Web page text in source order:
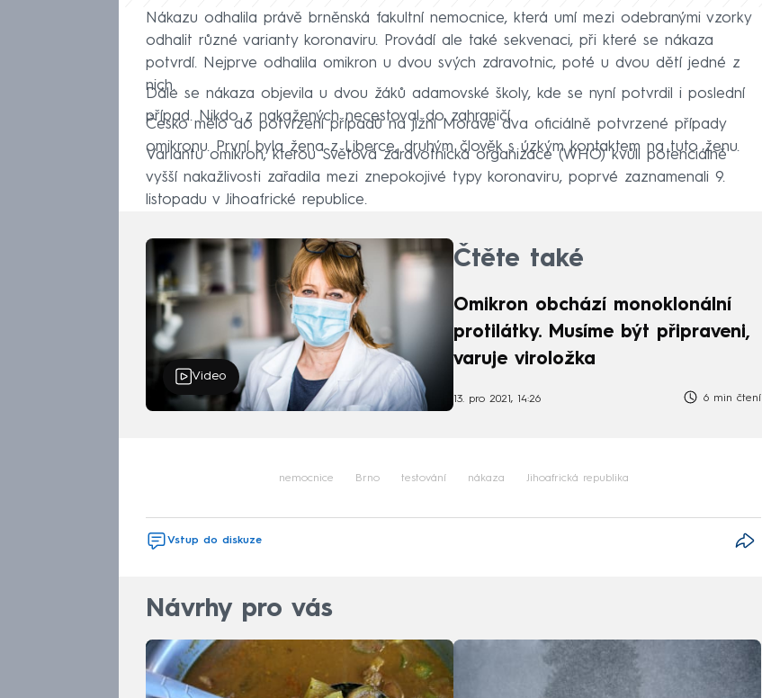
Nákazu odhalila právě brněnská fakultní nemocnice, která umí mezi odebranými vzorky
odhalit různé varianty koronaviru. Provádí ale také sekvenaci, při které se nákaza
potvrdí. Nejprve odhalila omikron u dvou svých zdravotnic, poté u dvou dětí jedné z
nich.
Dále se nákaza objevila u dvou žáků adamovské školy, kde se nyní potvrdil i poslední
případ. Nikdo z nakažených necestoval do zahraničí.
Česko mělo do potvrzení případů na jižní Moravě dva oficiálně potvrzené případy
omikronu. První byla žena z Liberce, druhým člověk s úzkým kontaktem na tuto ženu.
Variantu omikron, kterou Světová zdravotnická organizace (WHO) kvůli potenciálně
vyšší nakažlivosti zařadila mezi znepokojivé typy koronaviru, poprvé zaznamenali 9.
listopadu v Jihoafrické republice.
Video
Čtěte také
Omikron obchází monoklonální
protilátky. Musíme být připraveni,
varuje viroložka
13. pro 2021, 14:26 6 min čtení
nemocnice Brno testování nákaza Jihoafrická republika
Vstup do diskuze
Návrhy pro vás